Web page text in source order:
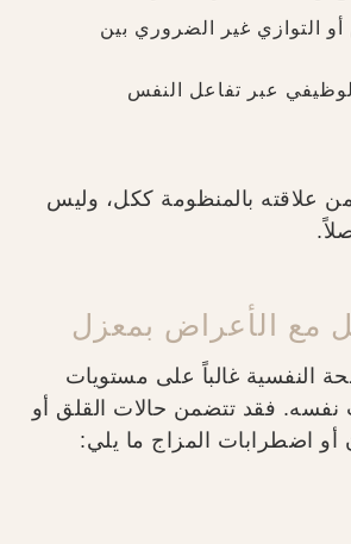
أو التوازي غير الضروري بين
عبر تفاعل النفس
علاقته بالمنظومة ككل، وليس
مع الأعراض بمعزل
النفسية غالباً على مستويات
نفسه. فقد تتضمن حالات القلق أو
أو اضطرابات المزاج ما يلي: